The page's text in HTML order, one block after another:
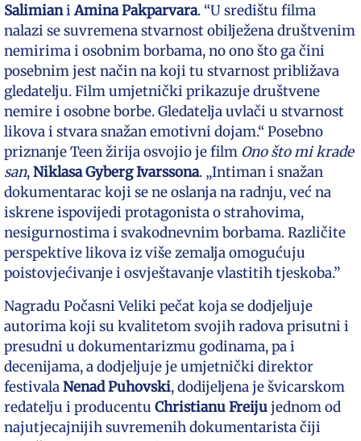
SalimianiAmina Pakparvara. “U središtu filma
nalazi se suvremena stvarnost obilježena društvenim
nemirima i osobnim borbama, no ono što ga čini
posebnim jest način na koji tu stvarnost približava
gledatelju. Film umjetnički prikazuje društvene
nemire i osobne borbe. Gledatelja uvlači u stvarnost
likova i stvara snažan emotivni dojam.“ Posebno
priznanje Teen žirija osvojio je film Ono što mi krade
san,Niklasa Gyberg Ivarssona. „Intiman i snažan
dokumentarac koji se ne oslanja na radnju, već na
iskrene ispovijedi protagonista o strahovima,
nesigurnostima i svakodnevnim borbama. Različite
perspektive likova iz više zemalja omogućuju
poistovjećivanje i osvještavanje vlastitih tjeskoba.”
Nagradu Počasni Veliki pečat koja se dodjeljuje
autorima koji su kvalitetom svojih radova prisutni i
presudni u dokumentarizmu godinama, pa i
decenijama, a dodjeljuje je umjetnički direktor
festivalaNenad Puhovski, dodijeljena je švicarskom
redatelju i producentu Christianu Freijujednom od
najutjecajnijih suvremenih dokumentarista čiji